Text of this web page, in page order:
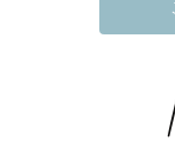
い出となるよう
撮影に慣れてい